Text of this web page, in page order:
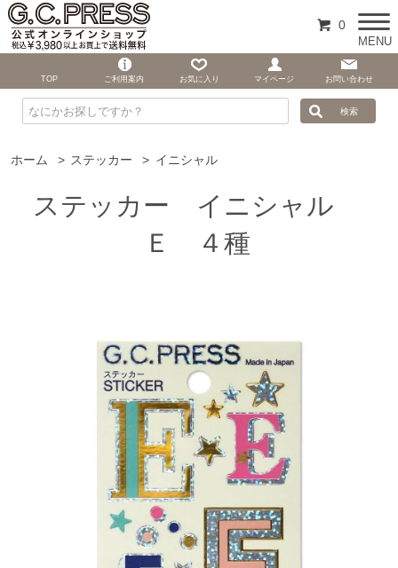
ホーム > ステッカー > イニシャル
ステッカー イニシャル
Ｅ ４種
0
MENU
TOP ご利用案内 お気に入り マイページ お問い合わせ